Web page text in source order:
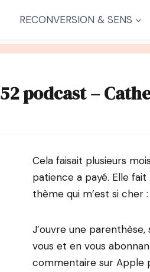
RECONVERSION & SENS
52 podcast –
Cela faisait plusieurs
patience a payé. Elle
thème qui m’est si cher
J’ouvre une
vous et en vous
commentaire sur Apple